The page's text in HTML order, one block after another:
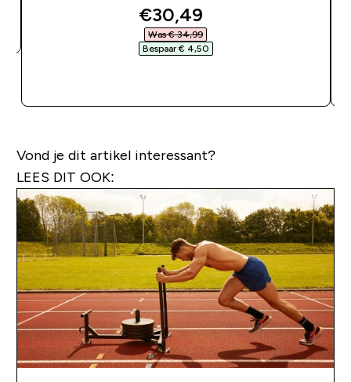
discounted price
€30,49‎
Was € 34,99‎
Bespaar € 4,50‎
Vond je dit artikel interessant?
LEES DIT OOK: